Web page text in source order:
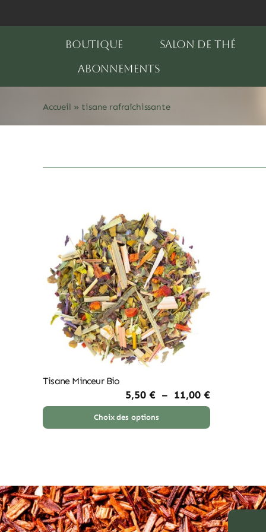
au
BOUTIQUE
SALON DE THÉ
ABONNEMENTS
Accueil » tisane rafraîchissante
Tisane Minceur Bio
5,50 € – 11,00 €Plage
de
5,50 €
Choix des options
Ce
variations.
Les
options